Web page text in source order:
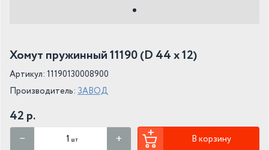
Хомут пружинный 11190 (D 44 x 12)
Артикул: 11190130008900
Производитель: ЗАВОД
42 р.
шт В корзину